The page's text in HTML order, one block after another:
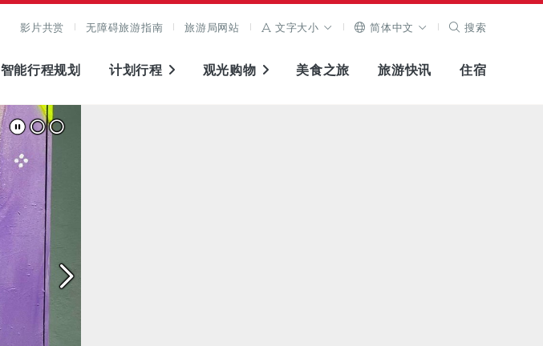
影片共赏 无障碍旅游指南 旅游局网站 文字大小 简体中文 搜索
智能行程规划 计划行程 观光购物 美食之旅 旅游快讯 住宿